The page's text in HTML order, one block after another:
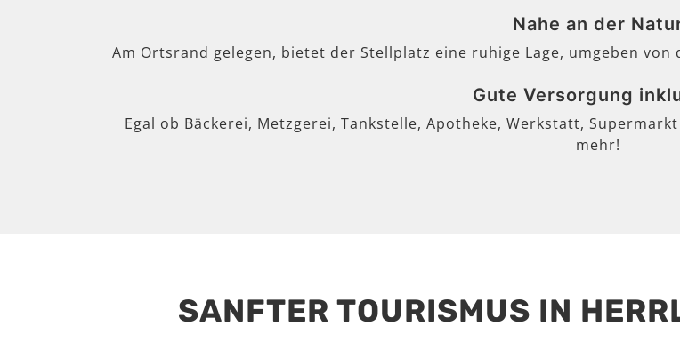
Nahe an der
Am Ortsrand gelegen, bietet der Stellplatz eine ruhige Lage, umgeben
Gute Versorgung
Egal ob Bäckerei, Metzgerei, Tankstelle, Apotheke, Werkstatt,
mehr!
SANFTER TOURISMUS IN